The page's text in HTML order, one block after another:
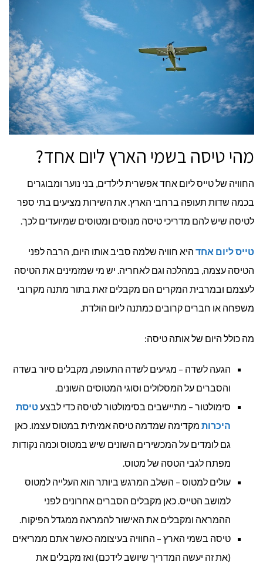
מהי טיסה בשמי הארץ ליום אחד?
החוויה של טייס ליום אחד אפשרית לילדים, בני נוער ומבוגרים
בכמה שדות תעופה ברחבי הארץ. את השירות מציעים בתי ספר
לטיסה שיש להם מדריכי טיסה מנוסים ומטוסים שמיועדים לכך.
טייס ליום אחד היא חוויה שלמה סביב אותו היום, הרבה לפני
הטיסה עצמה, במהלכה וגם לאחריה. יש מי שמזמינים את הטיסה
לעצמם ובמרבית המקרים הם מקבלים זאת בתור מתנה מקרובי
משפחה או חברים קרובים כמתנה ליום הולדת.
מה כולל היום של אותה טיסה:
הגעה לשדה – מגיעים לשדה התעופה, מקבלים סיור בשדה
והסברים על המסלולים וסוגי המטוסים השונים.
סימולטור – מתיישבים בסימולטור לטיסה כדי לבצעטיסת
היכרות מקדימה שמדמה טיסה אמיתית במטוס עצמו. כאן
גם לומדים על המכשירים השונים שיש במטוס וכמה נקודות
מפתח לגבי הטסה של מטוס.
עולים למטוס – השלב המרגש ביותר הוא העלייה למטוס
למושב הטייס. כאן מקבלים הסברים אחרונים לפני
ההמראה ומקבלים את האישור להמראה ממגדל הפיקוח.
טיסה בשמי הארץ – החוויה בעיצומה כאשר אתם ממריאים
(את זה יעשה המדריך שיושב לידכם) ואז מקבלים את